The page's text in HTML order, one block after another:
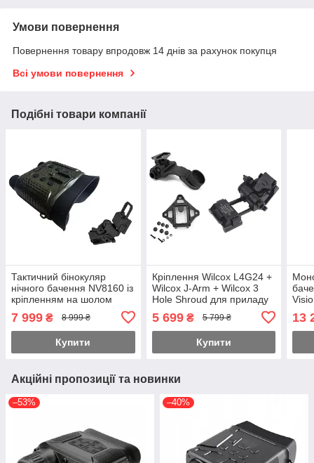
Умови повернення
Повернення товару впродовж 14 днів за рахунок покупця
Всі умови повернення
Подібні товари компанії
Тактичний бінокуляр
нічного бачення NV8160 із
кріпленням на шолом
7 999 ₴ 8 999 ₴
Купити
Кріплення Wilcox L4G24 +
Wilcox J-Arm + Wilcox 3
Hole Shroud для приладу
нічного бачення PVS-14
(Метал)
5 699₴ 5 799 ₴
Купити
13
Акційні пропозиції та новинки
–53% –40%